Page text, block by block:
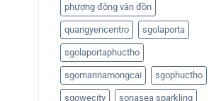
phương đông vân đồn
quangyencentro sgolaporta
sgolaportaphuctho
sgomarinamongcai sgophuctho
sgowecity sonasea sparkling